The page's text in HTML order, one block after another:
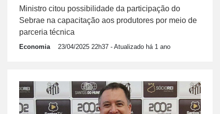
Ministro citou possibilidade da participação do
Sebrae na capacitação aos produtores por meio de
parceria técnica
Economia 23/04/2025 22h37 - Atualizado há 1 ano